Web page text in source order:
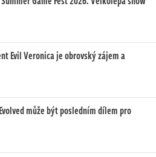
Evil Veronica je obrovský zájem a
může být posledním dílem pro